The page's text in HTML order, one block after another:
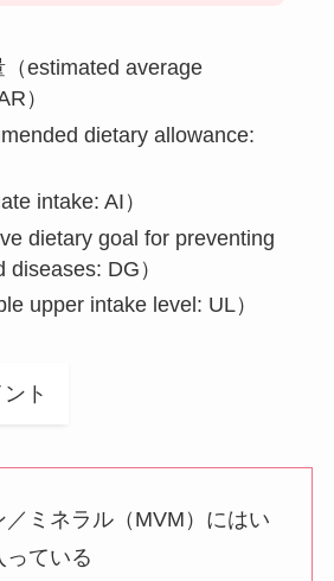
estimated average
）
dietary allowance:
intake: AI）
dietary goal for preventing
DG）
upper intake level: UL）
ト
／ミネラル（MVM）にはい
っている